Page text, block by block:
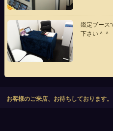
鑑定ブース
下さい＾＾
お客様のご来店、お待ちしております。